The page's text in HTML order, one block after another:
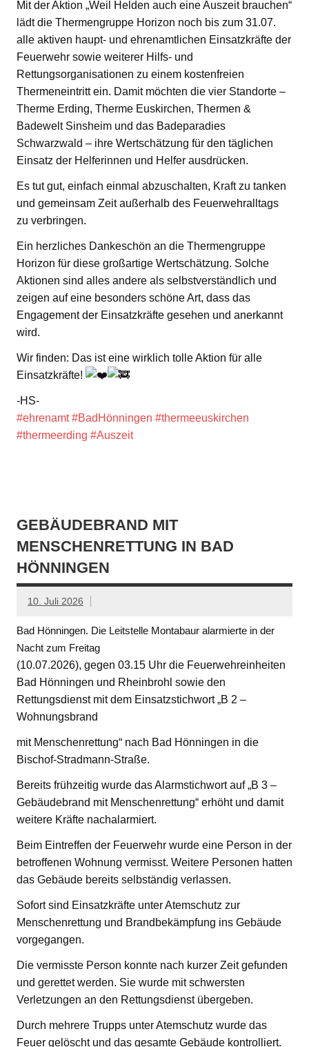
Mit der Aktion „Weil Helden auch eine Auszeit brauchen“
lädt die Thermengruppe Horizon noch bis zum 31.07.
alle aktiven haupt- und ehrenamtlichen Einsatzkräfte der
Feuerwehr sowie weiterer Hilfs- und
Rettungsorganisationen zu einem kostenfreien
Thermeneintritt ein. Damit möchten die vier Standorte –
Therme Erding, Therme Euskirchen, Thermen &
Badewelt Sinsheim und das Badeparadies
Schwarzwald – ihre Wertschätzung für den täglichen
Einsatz der Helferinnen und Helfer ausdrücken.
Es tut gut, einfach einmal abzuschalten, Kraft zu tanken
und gemeinsam Zeit außerhalb des Feuerwehralltags
zu verbringen.
Ein herzliches Dankeschön an die Thermengruppe
Horizon für diese großartige Wertschätzung. Solche
Aktionen sind alles andere als selbstverständlich und
zeigen auf eine besonders schöne Art, dass das
Engagement der Einsatzkräfte gesehen und anerkannt
wird.
Wir finden: Das ist eine wirklich tolle Aktion für alle
Einsatzkräfte!
-HS-
#ehrenamt #BadHönningen #thermeeuskirchen
#thermeerding #Auszeit
GEBÄUDEBRAND MIT
MENSCHENRETTUNG IN BAD
HÖNNINGEN
10. Juli 2026
Bad Hönningen. Die Leitstelle Montabaur alarmierte in der
Nacht zum Freitag
(10.07.2026), gegen 03.15 Uhr die Feuerwehreinheiten
Bad Hönningen und Rheinbrohl sowie den
Rettungsdienst mit dem Einsatzstichwort „B 2 –
Wohnungsbrand
mit Menschenrettung“ nach Bad Hönningen in die
Bischof-Stradmann-Straße.
Bereits frühzeitig wurde das Alarmstichwort auf „B 3 –
Gebäudebrand mit Menschenrettung“ erhöht und damit
weitere Kräfte nachalarmiert.
Beim Eintreffen der Feuerwehr wurde eine Person in der
betroffenen Wohnung vermisst. Weitere Personen hatten
das Gebäude bereits selbständig verlassen.
Sofort sind Einsatzkräfte unter Atemschutz zur
Menschenrettung und Brandbekämpfung ins Gebäude
vorgegangen.
Die vermisste Person konnte nach kurzer Zeit gefunden
und gerettet werden. Sie wurde mit schwersten
Verletzungen an den Rettungsdienst übergeben.
Durch mehrere Trupps unter Atemschutz wurde das
Feuer gelöscht und das gesamte Gebäude kontrolliert.